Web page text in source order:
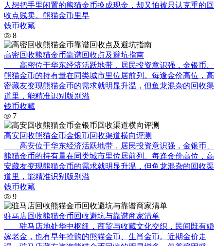
人想把手里闲置的熊猫金币换成现金，却又怕被只认克重的回
收点贱卖。熊猫金币里早
钱币收藏
8
高密回收熊猫金币靠谱回收点及避坑指南
高密位于华东经济活跃地带，居民投资意识强，金银币、
熊猫金币的持有量在同类城市里位居前列。每逢金价高位，高
密藏友变现熊猫金币的需求就明显升温，但鱼龙混杂的回收渠
道里，能精准识别版别溢
钱币收藏
7
高安回收熊猫金币金银币回收渠道横向评测
高安位于华东经济活跃地带，居民投资意识强，金银币、
熊猫金币的持有量在同类城市里位居前列。每逢金价高位，高
安藏友变现熊猫金币的需求就明显升温，但鱼龙混杂的回收渠
道里，能精准识别版别溢
钱币收藏
9
驻马店回收熊猫金币回收避坑与靠谱商家清单
驻马店地处华中枢纽，商贸与收藏文化交织，民间既有婚
嫁老金，也有早年抢购的熊猫金币、生肖金币。近期金价走